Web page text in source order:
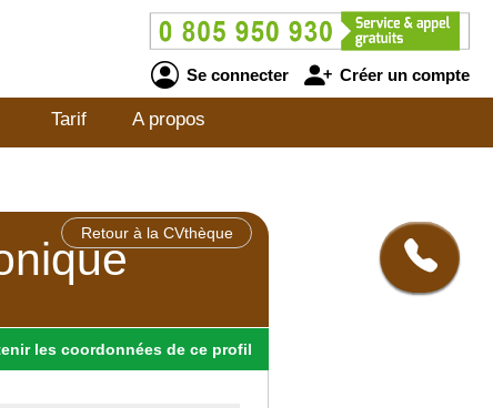
Se connecter Créer un compte
Tarif A propos
Retour à la CVthèque
les coordonnées de ce profil